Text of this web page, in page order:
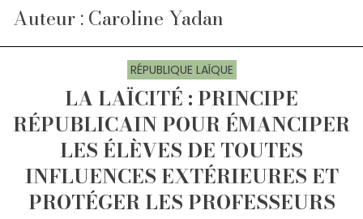
Auteur : Caroline Yadan
RÉPUBLIQUE LAÏQUE
LA LAÏCITÉ : PRINCIPE
RÉPUBLICAIN POUR ÉMANCIPER
LES ÉLÈVES DE TOUTES
INFLUENCES EXTÉRIEURES ET
PROTÉGER LES PROFESSEURS